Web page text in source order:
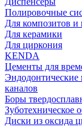
Полировочные
Для композитов и
Для керамики
Для циркония
KENDA
Цементы для
Эндодонтические
каналов
Боры
Зуботехническое
Диски из оксида